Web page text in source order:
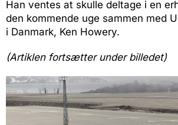
Han ventes at skulle deltage i en
den kommende uge sammen med
i Danmark, Ken Howery.
(Artiklen fortsætter under billedet)